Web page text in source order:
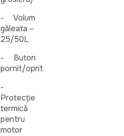
- Volum
găleata –
25/50L
- Buton
pornit/oprit
-
Protecție
termică
pentru
motor